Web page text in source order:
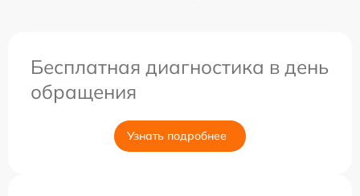
Бесплатная диагностика в день
обращения
Узнать подробнее